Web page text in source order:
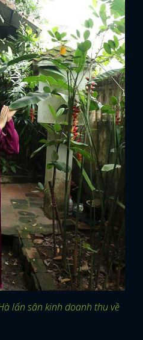
GOOGLE
lấn sân kinh doanh thu về